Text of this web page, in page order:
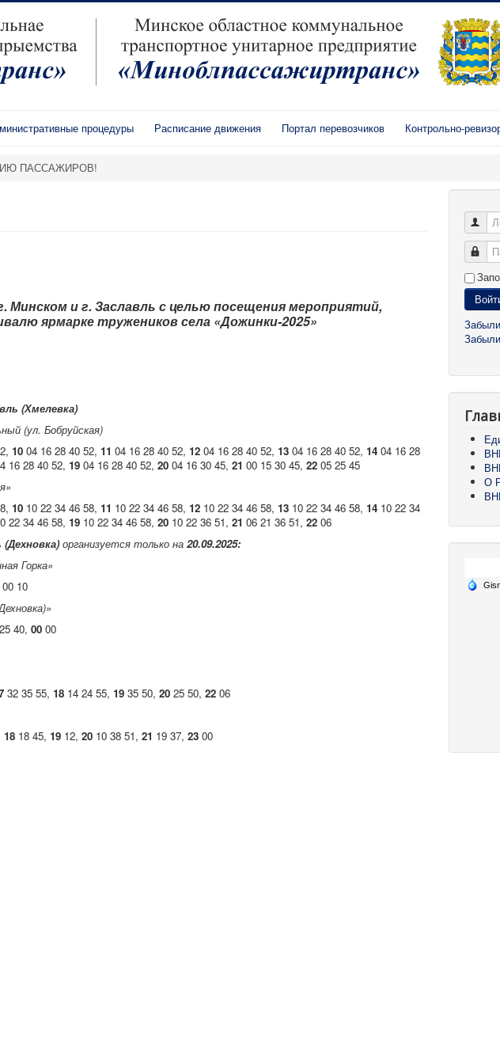
процедуры Расписание движения Портал перевозчиков Контрольно-
ПАССАЖИРОВ!
Минском и г. Заславль с целью посещения мероприятий,
ярмарке тружеников села «Дожинки-2025»
(Хмелевка)
(ул. Бобруйская)
10 04 16 28 40 52, 11 04 16 28 40 52, 12 04 16 28 40 52, 13 04 16 28 40 52, 14 04 16 28
16 28 40 52, 19 04 16 28 40 52, 20 04 16 30 45, 21 00 15 30 45, 22 05 25 45
10 10 22 34 46 58, 11 10 22 34 46 58, 12 10 22 34 46 58, 13 10 22 34 46 58, 14 10 22 34
22 34 46 58, 19 10 22 34 46 58, 20 10 22 36 51, 21 06 21 36 51, 22 06
организуется только на 20.09.2025:
Горка»
00 10
40, 00 00
32 35 55, 18 14 24 55, 19 35 50, 20 25 50, 22 06
18 18 45, 19 12, 20 10 38 51, 21 19 37, 23 00
О